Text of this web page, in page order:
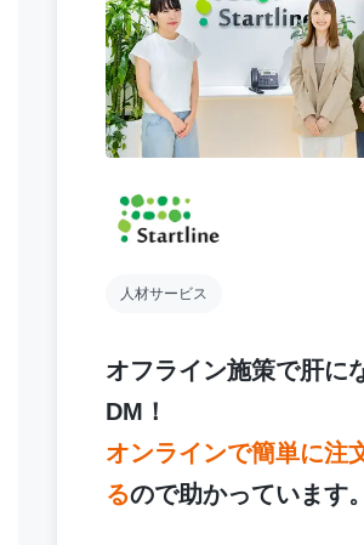
人材サービス
オフライン施策で肝に
DM！
オンラインで簡単に注
るので助かっています。